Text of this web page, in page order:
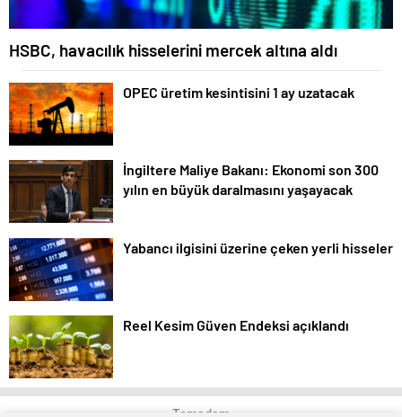
HSBC, havacılık hisselerini mercek altına aldı
OPEC üretim kesintisini 1 ay uzatacak
İngiltere Maliye Bakanı: Ekonomi son 300
yılın en büyük daralmasını yaşayacak
Yabancı ilgisini üzerine çeken yerli hisseler
Reel Kesim Güven Endeksi açıklandı
Temadam